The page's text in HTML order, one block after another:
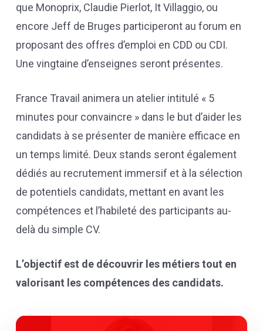
que Monoprix, Claudie Pierlot, It Villaggio, ou
encore Jeff de Bruges participeront au forum en
proposant des offres d’emploi en CDD ou CDI.
Une vingtaine d’enseignes seront présentes.
France Travail animera un atelier intitulé « 5
minutes pour convaincre » dans le but d’aider les
candidats à se présenter de manière efficace en
un temps limité. Deux stands seront également
dédiés au recrutement immersif et à la sélection
de potentiels candidats, mettant en avant les
compétences et l’habileté des participants au-
delà du simple CV.
L’objectif est de découvrir les métiers tout en
valorisant les compétences des candidats.